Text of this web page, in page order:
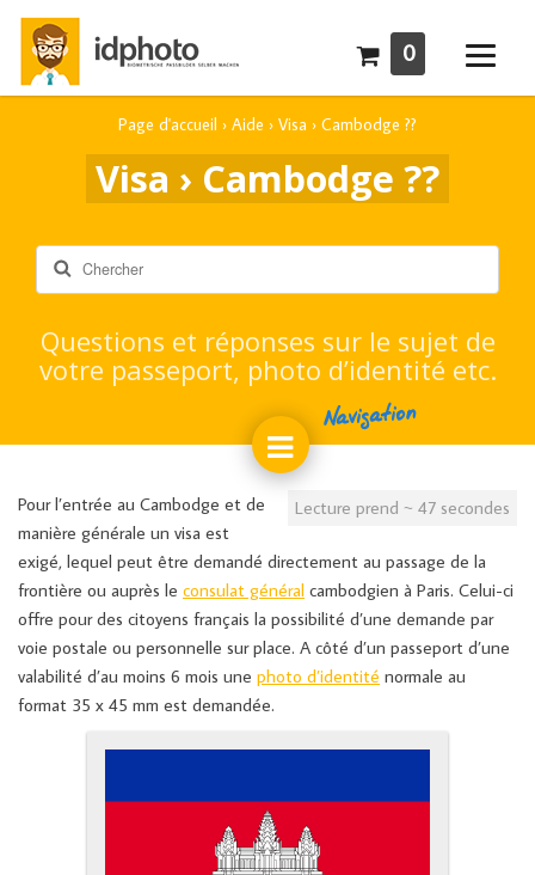
0
Page d'accueil › Aide › Visa › Cambodge ??
Visa › Cambodge ??
Rechercher
Questions et réponses sur le sujet de
votre passeport, photo d’identité etc.
Navigation
Lecture prend ~ 47 secondes
Pour l’entrée au Cambodge et de
manière générale un visa est
exigé, lequel peut être demandé directement au passage de la
frontière ou auprès le consulat général cambodgien à Paris. Celui-ci
offre pour des citoyens français la possibilité d’une demande par
voie postale ou personnelle sur place. A côté d’un passeport d’une
valabilité d’au moins 6 mois une photo d’identité normale au
format 35 x 45 mm est demandée.